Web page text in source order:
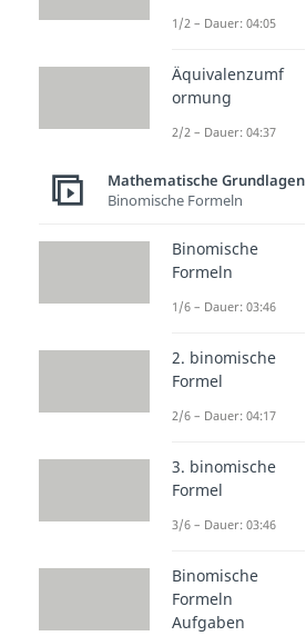
1/2 – Dauer: 04:05
Äquivalenzumf
ormung
2/2 – Dauer: 04:37
Mathematische Grundlagen
Binomische Formeln
Binomische
Formeln
1/6 – Dauer: 03:46
2. binomische
Formel
2/6 – Dauer: 04:17
3. binomische
Formel
3/6 – Dauer: 03:46
Binomische
Formeln
Aufgaben